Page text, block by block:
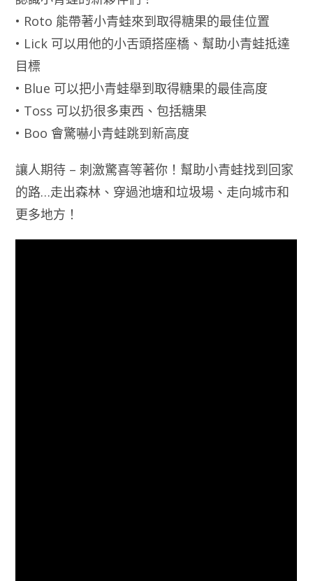
• Roto 能帶著小青蛙來到取得糖果的最佳位置
• Lick 可以用他的小舌頭搭座橋、幫助小青蛙抵達
目標
• Blue 可以把小青蛙舉到取得糖果的最佳高度
• Toss 可以扔很多東西、包括糖果
• Boo 會驚嚇小青蛙跳到新高度
讓人期待 – 刺激驚喜等著你！幫助小青蛙找到回家
的路…走出森林、穿過池塘和垃圾場、走向城市和
更多地方！